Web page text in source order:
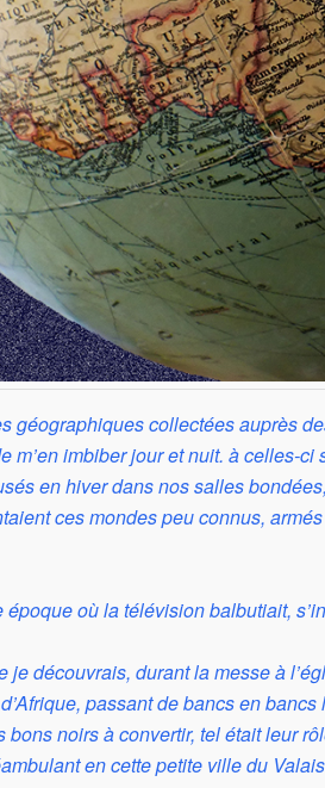
géographiques collectées auprès
m’en imbiber jour et nuit. à celles-
en hiver dans nos salles
ces mondes peu connus,
où la télévision balbutiait,
je découvrais, durant la messe à
passant de bancs en
noirs à convertir, tel était leur
en cette petite ville du